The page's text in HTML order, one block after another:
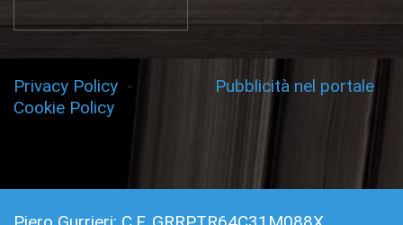
Privacy Policy -
Cookie Policy
Pubblicità nel portale